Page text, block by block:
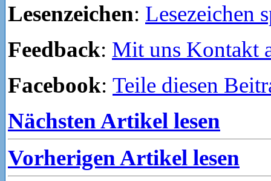
Lesenzeichen: Lesezeichen
Feedback: Mit uns Kontakt
Facebook: Teile diesen
Nächsten Artikel lesen
Vorherigen Artikel lesen